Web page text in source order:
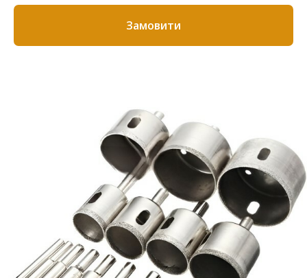
Замовити